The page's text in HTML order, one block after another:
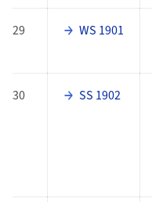
29 WS 1901
30 SS 1902